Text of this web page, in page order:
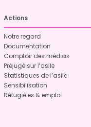
Actions
Notre regard
Documentation
Comptoir des médias
Préjugé sur l’asile
Statistiques de l’asile
Sensibilisation
Réfugié·es & emploi